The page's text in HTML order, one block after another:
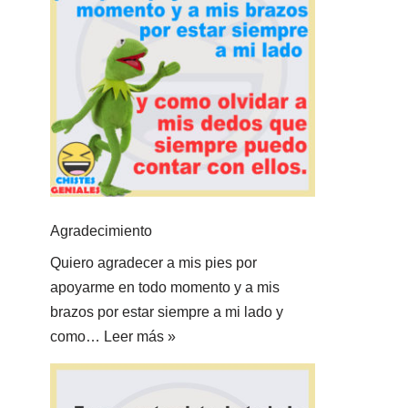
Agradecimiento
Quiero agradecer a mis pies por
apoyarme en todo momento y a mis
brazos por estar siempre a mi lado y
como… Leer más »